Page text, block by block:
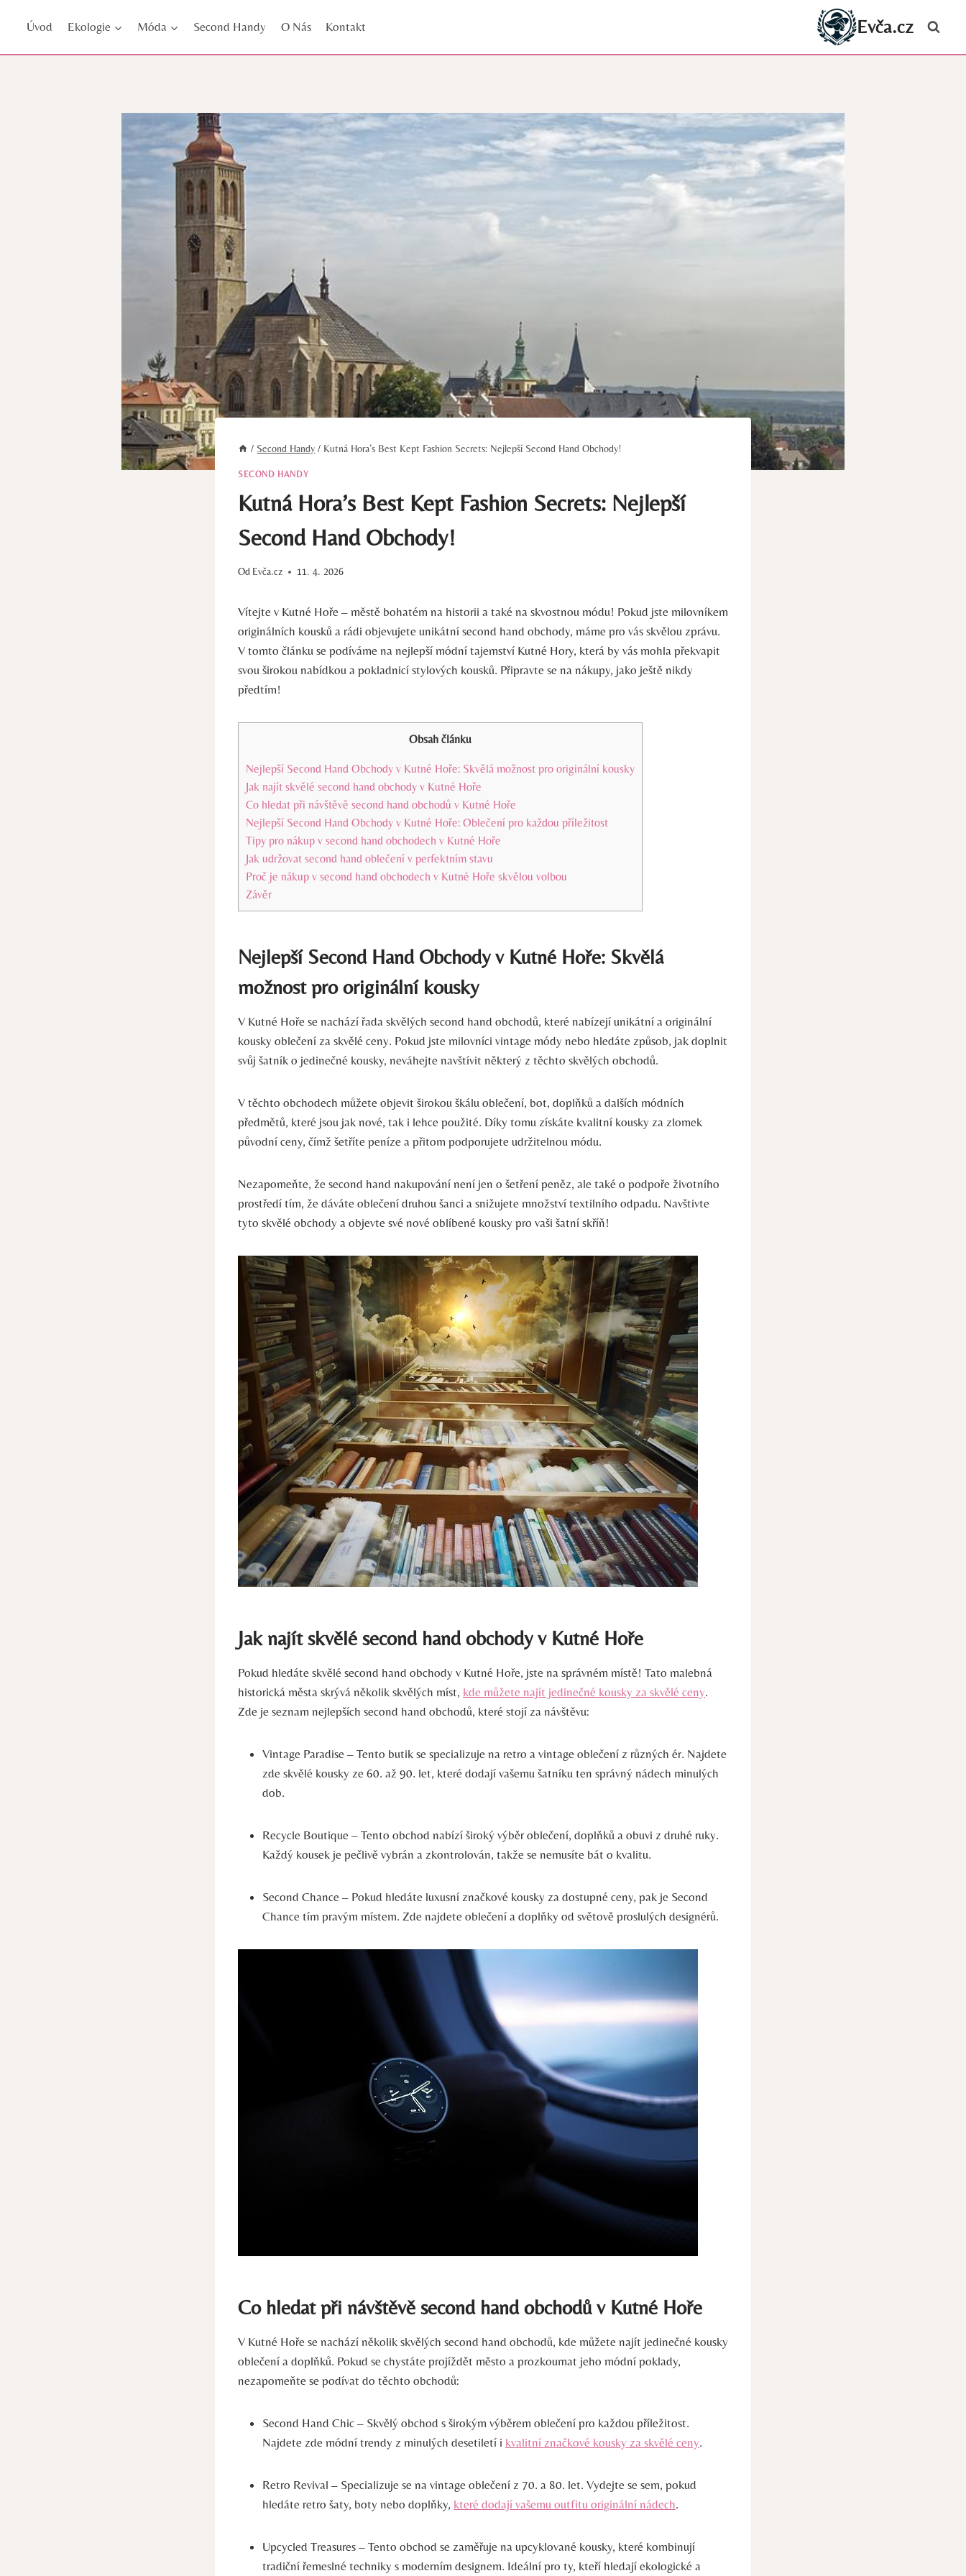
Úvod Ekologie Móda Second Handy O Nás Kontakt Evča.cz
/ Second Handy / Kutná Hora’s Best Kept Fashion Secrets: Nejlepší Second Hand Obchody!
SECOND HANDY
Kutná Hora’s Best Kept Fashion Secrets: Nejlepší
Second Hand Obchody!
Od Evča.cz 11. 4. 2026
Vítejte v Kutné Hoře – městě bohatém na historii a také na skvostnou módu! Pokud jste milovníkem
originálních kousků a rádi objevujete unikátní second hand obchody, máme pro vás skvělou zprávu.
V tomto článku se podíváme na nejlepší módní tajemství Kutné Hory, která by vás mohla překvapit
svou širokou nabídkou a pokladnicí stylových kousků. Připravte se na nákupy, jako ještě nikdy
předtím!
Obsah článku
Nejlepší Second Hand Obchody v Kutné Hoře: Skvělá možnost pro originální kousky
Jak najít skvělé second hand obchody v Kutné Hoře
Co hledat při návštěvě second hand obchodů v Kutné Hoře
Nejlepší Second Hand Obchody v Kutné Hoře: Oblečení pro každou příležitost
Tipy pro nákup v second hand obchodech v Kutné Hoře
Jak udržovat second hand oblečení v perfektním stavu
Proč je nákup v second hand obchodech v Kutné Hoře skvělou volbou
Závěr
Nejlepší Second Hand Obchody v Kutné Hoře: Skvělá
možnost pro originální kousky
V Kutné Hoře se nachází řada skvělých second hand obchodů, které nabízejí unikátní a originální
kousky oblečení za skvělé ceny. Pokud jste milovníci vintage módy nebo hledáte způsob, jak doplnit
svůj šatník o jedinečné kousky, neváhejte navštívit některý z těchto skvělých obchodů.
V těchto obchodech můžete objevit širokou škálu oblečení, bot, doplňků a dalších módních
předmětů, které jsou jak nové, tak i lehce použité. Díky tomu získáte kvalitní kousky za zlomek
původní ceny, čímž šetříte peníze a přitom podporujete udržitelnou módu.
Nezapomeňte, že second hand nakupování není jen o šetření peněz, ale také o podpoře životního
prostředí tím, že dáváte oblečení druhou šanci a snižujete množství textilního odpadu. Navštivte
tyto skvělé obchody a objevte své nové oblíbené kousky pro vaši šatní skříň!
Jak najít skvělé second hand obchody v Kutné Hoře
Pokud hledáte skvělé second hand obchody v Kutné Hoře, jste na správném místě! Tato malebná
historická města skrývá několik skvělých míst, kde můžete najít jedinečné kousky za skvělé ceny.
Zde je seznam nejlepších second hand obchodů, které stojí za návštěvu:
Vintage Paradise – Tento butik se specializuje na retro a vintage oblečení z různých ér. Najdete
zde skvělé kousky ze 60. až 90. let, které dodají vašemu šatníku ten správný nádech minulých
dob.
Recycle Boutique – Tento obchod nabízí široký výběr oblečení, doplňků a obuvi z druhé ruky.
Každý kousek je pečlivě vybrán a zkontrolován, takže se nemusíte bát o kvalitu.
Second Chance – Pokud hledáte luxusní značkové kousky za dostupné ceny, pak je Second
Chance tím pravým místem. Zde najdete oblečení a doplňky od světově proslulých designérů.
Co hledat při návštěvě second hand obchodů v Kutné Hoře
V Kutné Hoře se nachází několik skvělých second hand obchodů, kde můžete najít jedinečné kousky
oblečení a doplňků. Pokud se chystáte projíždět město a prozkoumat jeho módní poklady,
nezapomeňte se podívat do těchto obchodů:
Second Hand Chic – Skvělý obchod s širokým výběrem oblečení pro každou příležitost.
Najdete zde módní trendy z minulých desetiletí i kvalitní značkové kousky za skvělé ceny.
Retro Revival – Specializuje se na vintage oblečení z 70. a 80. let. Vydejte se sem, pokud
hledáte retro šaty, boty nebo doplňky, které dodají vašemu outfitu originální nádech.
Upcycled Treasures – Tento obchod se zaměřuje na upcyklované kousky, které kombinují
tradiční řemeslné techniky s moderním designem. Ideální pro ty, kteří hledají ekologické a